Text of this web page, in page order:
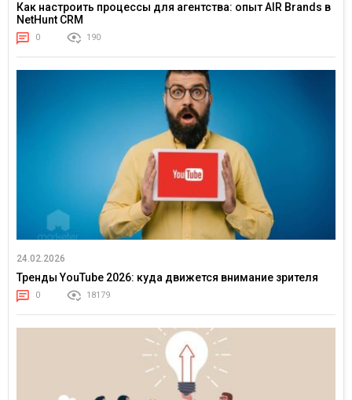
Как настроить процессы для агентства: опыт AIR Brands в
NetHunt CRM
0 190
24.02.2026
Тренды YouTube 2026: куда движется внимание зрителя
0 18179